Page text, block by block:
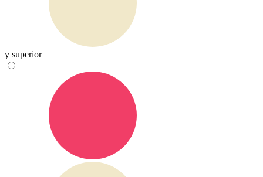
y superior